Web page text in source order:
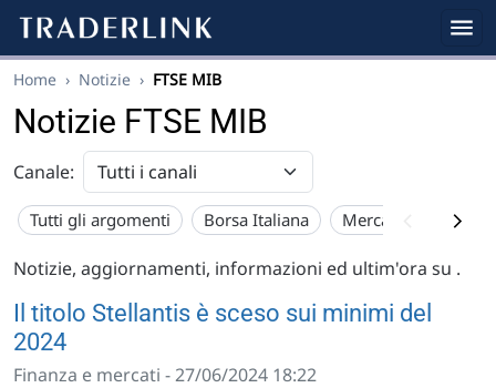
Home › Notizie › FTSE MIB
Notizie FTSE MIB
Canale:
Tutti gli argomenti Borsa Italiana Mercato USA
Notizie, aggiornamenti, informazioni ed ultim'ora su .
Il titolo Stellantis è sceso sui minimi del
2024
Finanza e mercati - 27/06/2024 18:22